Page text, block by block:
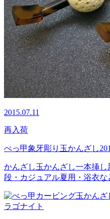
2015.07.11
再入荷
べっ甲象牙彫り玉かんざし
かんざし玉かんざし一本挿し
段・カジュアル夏用・浴衣な